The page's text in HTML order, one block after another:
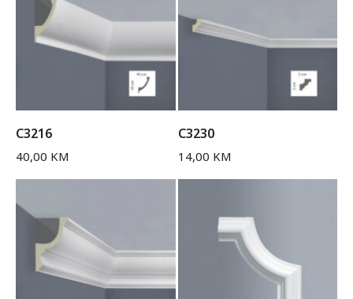
C3216
40,00 KM
C3230
14,00 KM